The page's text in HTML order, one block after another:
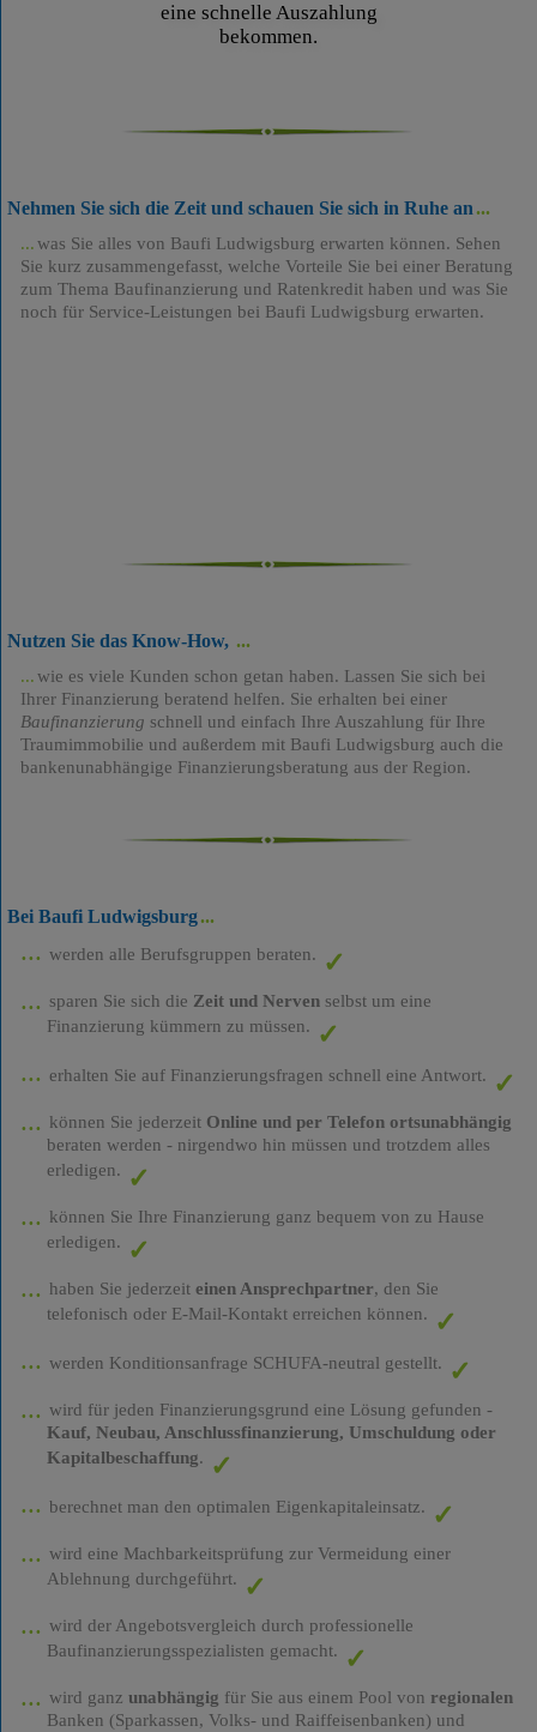
eine schnelle Auszahlung
bekommen.
Nehmen Sie sich die Zeit und schauen Sie sich in Ruhe an
was Sie alles von Baufi Ludwigsburg erwarten können. Sehen
Sie kurz zusammengefasst, welche Vorteile Sie bei einer Beratung
zum Thema Baufinanzierung und Ratenkredit haben und was Sie
noch für Service-Leistungen bei Baufi Ludwigsburg erwarten.
Nutzen Sie das Know-How,
wie es viele Kunden schon getan haben. Lassen Sie sich bei
Ihrer Finanzierung beratend helfen. Sie erhalten bei einer
Baufinanzierung schnell und einfach Ihre Auszahlung für Ihre
Traumimmobilie und außerdem mit Baufi Ludwigsburg auch die
bankenunabhängige Finanzierungsberatung aus der Region.
Bei Baufi Ludwigsburg
werden alle Berufsgruppen beraten.
sparen Sie sich die Zeit und Nervenselbst um eine
Finanzierung kümmern zu müssen.
erhalten Sie auf Finanzierungsfragen schnell eine Antwort.
können Sie jederzeit Online und per Telefon ortsunabhängig
beraten werden - nirgendwo hin müssen und trotzdem alles
erledigen.
können Sie Ihre Finanzierung ganz bequem von zu Hause
erledigen.
haben Sie jederzeit einen Ansprechpartner, den Sie
telefonisch oder E-Mail-Kontakt erreichen können.
werden Konditionsanfrage SCHUFA-neutral gestellt.
wird für jeden Finanzierungsgrund eine Lösung gefunden -
Kauf, Neubau, Anschlussfinanzierung, Umschuldung oder
Kapitalbeschaffung.
berechnet man den optimalen Eigenkapitaleinsatz.
wird eine Machbarkeitsprüfung zur Vermeidung einer
Ablehnung durchgeführt.
wird der Angebotsvergleich durch professionelle
Baufinanzierungsspezialisten gemacht.
wird ganz unabhängig für Sie aus einem Pool von regionalen
Banken (Sparkassen, Volks- und Raiffeisenbanken) und